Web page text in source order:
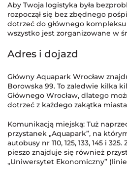
Aby Twoja logistyka była
rozpoczął się bez zbędnego
dotrzeć do głównego
wszystko jest zorganizowane w
Adres i dojazd
Główny Aquapark Wrocław
Borowska 99. To zaledwie kilka
Głównego Wrocław, dlatego
dotrzeć z każdego zakątka
Komunikacją miejską: Tuż
przystanek „Aquapark”, na
autobusy nr 110, 125, 133, 145 i
pieszo znajduje się również
„Uniwersytet Ekonomiczny” (linie